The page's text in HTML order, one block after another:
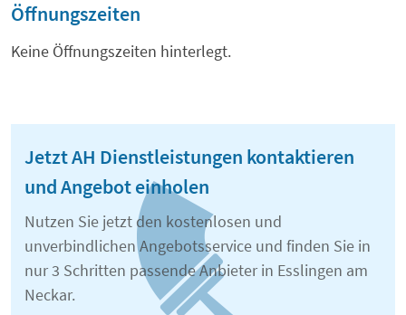
Öffnungszeiten
Keine Öffnungszeiten hinterlegt.
Jetzt AH Dienstleistungen kontaktieren
und Angebot einholen
Nutzen Sie jetzt den kostenlosen und
unverbindlichen Angebotsservice und finden Sie in
nur 3 Schritten passende Anbieter in Esslingen am
Neckar.